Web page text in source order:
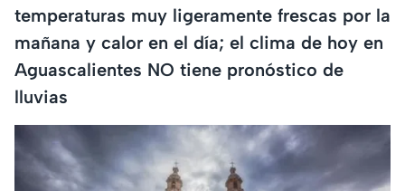
temperaturas muy ligeramente frescas por la
mañana y calor en el día; el clima de hoy en
Aguascalientes NO tiene pronóstico de
lluvias